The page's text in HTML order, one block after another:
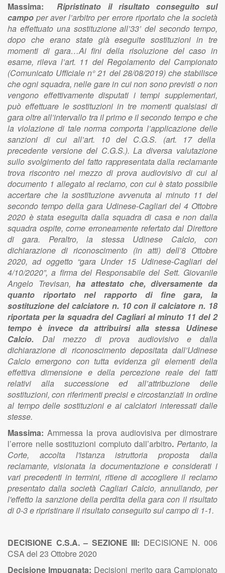
Massima:Ripristinato il risultato conseguito sul
campoper aver l’arbitro per errore riportato che la società
ha effettuato una sostituzione all’33’ del secondo tempo,
dopo che erano state già eseguite sostituzioni in tre
momenti di gara…Ai fini della risoluzione del caso in
esame, rileva l’art. 11 del Regolamento del Campionato
(Comunicato Ufficiale n° 21 del 28/08/2019) che stabilisce
che ogni squadra, nelle gare in cui non sono previsti o non
vengono effettivamente disputati i tempi supplementari,
può effettuare le sostituzioni in tre momenti qualsiasi di
gara oltre all’intervallo tra il primo e il secondo tempo e che
la violazione di tale norma comporta l’applicazione delle
sanzioni di cui all’art. 10 del C.G.S. (art. 17 della
precedente versione del C.G.S.). La diversa valutazione
sullo svolgimento del fatto rappresentata dalla reclamante
trova riscontro nel mezzo di prova audiovisivo di cui al
documento 1 allegato al reclamo, con cui è stato possibile
accertare che la sostituzione avvenuta al minuto 11 del
secondo tempo della gara Udinese-Cagliari del 4 Ottobre
2020 è stata eseguita dalla squadra di casa e non dalla
squadra ospite, come erroneamente refertato dal Direttore
di gara. Peraltro, la stessa Udinese Calcio, con
dichiarazione di riconoscimento (in atti) dell’8 Ottobre
2020, ad oggetto “gara Under 15 Udinese-Cagliari del
4/10/2020”, a firma del Responsabile del Sett. Giovanile
Angelo Trevisan,ha attestato che, diversamente da
quanto riportato nel rapporto di fine gara, la
sostituzione del calciatore n. 10 con il calciatore n. 18
riportata per la squadra del Cagliari al minuto 11 del 2
tempo è invece da attribuirsi alla stessa Udinese
Calcio. Dal mezzo di prova audiovisivo e dalla
dichiarazione di riconoscimento depositata dall’Udinese
Calcio emergono con tutta evidenza gli elementi della
effettiva dimensione e della percezione reale dei fatti
relativi alla successione ed all’attribuzione delle
sostituzioni, con riferimenti precisi e circostanziati in ordine
al tempo delle sostituzioni e ai calciatori interessati dalle
stesse.
Massima:Ammessa la prova audiovisiva per dimostrare
l’errore nelle sostituzioni compiuto dall’arbitro. Pertanto, la
Corte, accolta l'istanza istruttoria proposta dalla
reclamante, visionata la documentazione e considerati i
vari precedenti in termini, ritiene di accogliere il reclamo
presentato dalla società Cagliari Calcio, annullando, per
l'effetto la sanzione della perdita della gara con il risultato
di 0-3 e ripristinare il risultato conseguito sul campo di 1-1.
DECISIONE C.S.A. – SEZIONE III: DECISIONE N. 006
CSA del 23 Ottobre 2020
Decisione Impugnata: Decisioni merito gara Campionato